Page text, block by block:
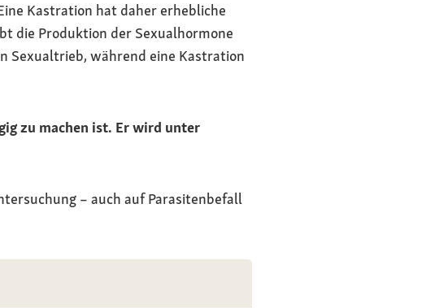
Kastration hat daher erhebliche
die Produktion der Sexualhormone
Sexualtrieb, während eine Kastration
zu machen ist. Er wird unter
– auch auf Parasitenbefall